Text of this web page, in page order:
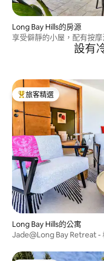
Long Bay Hills的房源
享受僻靜的小屋，配有按
設有
旅客精選榜首
旅客精選
Long Bay Hills的公寓
Jade@Long Bay Retreat -